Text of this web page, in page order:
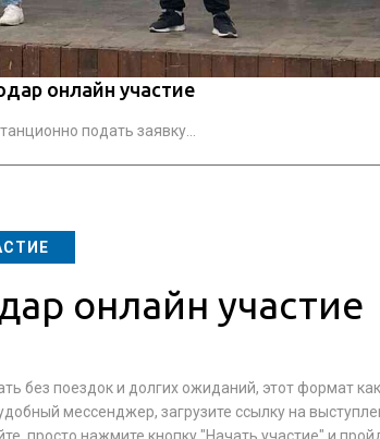
онлайн участие
подать заявку...
онлайн участие
без поездок и долгих ожиданий, этот формат
мессенджер, загрузите ссылку на